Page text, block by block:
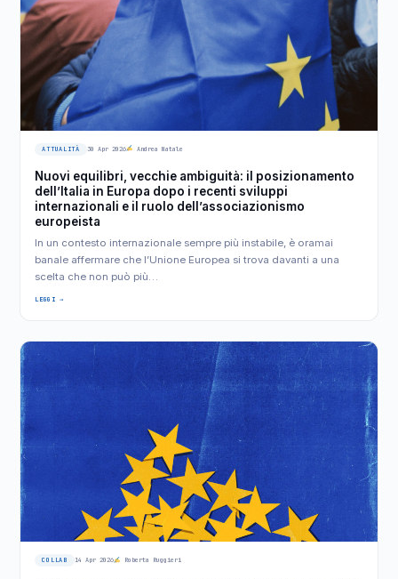
ATTUALITÀ 30 Apr 2026 Andrea Natale
Nuovi equilibri, vecchie ambiguità: il posizionamento
dell’Italia in Europa dopo i recenti sviluppi
internazionali e il ruolo dell’associazionismo
europeista
In un contesto internazionale sempre più instabile, è oramai
banale affermare che l’Unione Europea si trova davanti a una
scelta che non può più…
LEGGI →
COLLAB 14 Apr 2026 Roberta Ruggieri